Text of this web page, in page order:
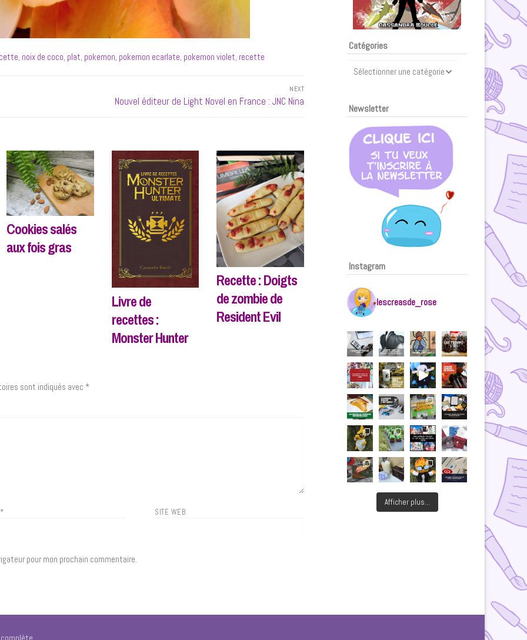
noix de coco plat pokemon pokemon ecarlate pokemon violet recette
NEXT
Next
Nouvel éditeur de Light Novel en France : JNC Nina
Cookies salés
aux fois gras
Livre de
recettes :
Monster Hunter
Recette : Doigts
de zombie de
Resident Evil
sont indiqués avec *
* SITE WEB
pour mon prochain commentaire.
Catégories
Newsletter
Instagram
lescreasde_rose
Afficher plus...